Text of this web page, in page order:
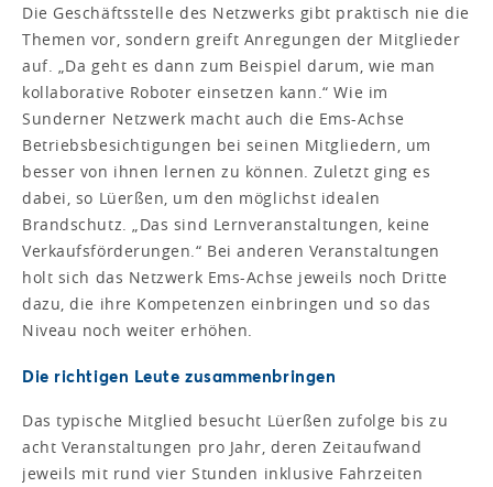
Die Geschäftsstelle des Netzwerks gibt praktisch nie die
Themen vor, sondern greift Anregungen der Mitglieder
auf. „Da geht es dann zum Beispiel darum, wie man
kollaborative Roboter einsetzen kann.“ Wie im
Sunderner Netzwerk macht auch die Ems-Achse
Betriebsbesichtigungen bei seinen Mitgliedern, um
besser von ihnen lernen zu können. Zuletzt ging es
dabei, so Lüerßen, um den möglichst idealen
Brandschutz. „Das sind Lernveranstaltungen, keine
Verkaufsförderungen.“ Bei anderen Veranstaltungen
holt sich das Netzwerk Ems-Achse jeweils noch Dritte
dazu, die ihre Kompetenzen einbringen und so das
Niveau noch weiter erhöhen.
Die richtigen Leute zusammenbringen
Das typische Mitglied besucht Lüerßen zufolge bis zu
acht Veranstaltungen pro Jahr, deren Zeitaufwand
jeweils mit rund vier Stunden inklusive Fahrzeiten